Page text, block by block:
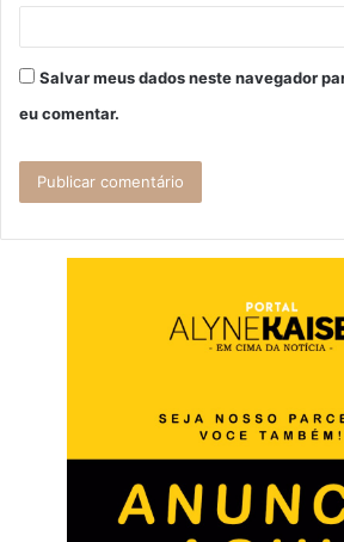
Salvar meus dados neste navegador
eu comentar.